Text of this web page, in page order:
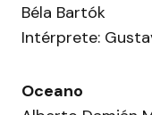
Béla Bartók
Intérprete:
Oceano